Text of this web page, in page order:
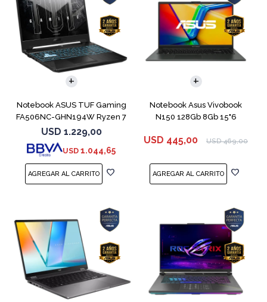
Notebook ASUS TUF Gaming
FA506NC-GHN194W Ryzen 7
7445HS 3050
USD 1.229,00
USD 1.044,65
COMPARAR
Notebook Asus Vivobook
N150 128Gb 8Gb 15"6
USD 445,00 USD 469,00
COMPARAR
COMPARAR COMPARAR